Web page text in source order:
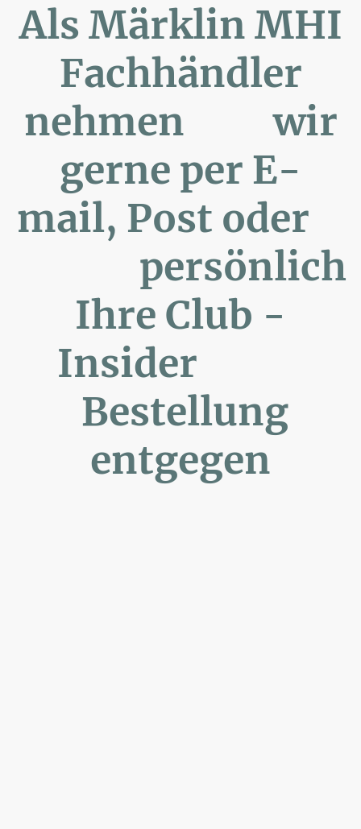
Als Märklin MHI
Fachhändler
nehmen wir
gerne per E-
mail, Post oder
persönlich
Ihre Club -
Insider
Bestellung
entgegen